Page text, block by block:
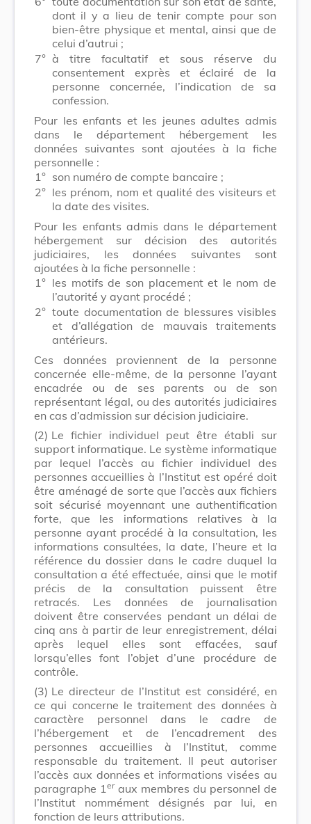
dont il y a lieu de tenir compte pour son
bien-être physique et mental, ainsi que de
celui d’autrui ;
7° à titre facultatif et sous réserve du
consentement exprès et éclairé de la
personne concernée, l’indi­cation de sa
confession.
Pour les enfants et les jeunes adultes admis
dans le département hébergement les
données suivantes sont ajoutées à la fiche
personnelle :
1° son numéro de compte bancaire ;
2° les prénom, nom et qualité des visiteurs et
la date des visites.
Pour les enfants admis dans le département
hébergement sur décision des autorités
judiciaires, les données suivantes sont
ajoutées à la fiche personnelle :
1° les motifs de son placement et le nom de
l’autorité y ayant procédé ;
2° toute documentation de blessures visibles
et d’allégation de mauvais traitements
antérieurs.
Ces données proviennent de la personne
concernée elle-même, de la personne l’ayant
encadrée ou de ses parents ou de son
représentant légal, ou des autorités judiciaires
en cas d’admission sur décision judiciaire.
(2) Le fichier individuel peut être établi sur
support informatique. Le système informatique
par lequel l’accès au fichier individuel des
personnes accueillies à l’Institut est opéré doit
être aménagé de sorte que l’accès aux fichiers
soit sécurisé moyennant une authentification
forte, que les informations rela­tives à la
personne ayant procédé à la consultation, les
informations consultées, la date, l’heure et la
référence du dossier dans le cadre duquel la
consultation a été effectuée, ainsi que le motif
précis de la consultation puissent être
retracés. Les données de journalisation
doivent être conservées pendant un délai de
cinq ans à partir de leur enregistrement, délai
après lequel elles sont effacées, sauf
lorsqu’elles font l’objet d’une procédure de
contrôle.
(3) Le directeur de l’Institut est considéré, en
ce qui concerne le traitement des données à
caractère personnel dans le cadre de
l’hébergement et de l’encadrement des
personnes accueillies à l’Institut, comme
responsable du traitement. Il peut autoriser
l’accès aux données et informations visées au
paragraphe 1 eraux membres du personnel de
l’Institut nommément désignés par lui, en
fonction de leurs attributions.